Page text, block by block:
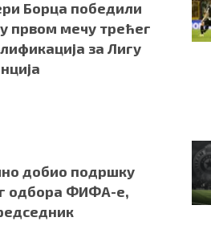
Борца победили
првом мечу трећег
за Лигу
добио подршку
одбора ФИФА-е,